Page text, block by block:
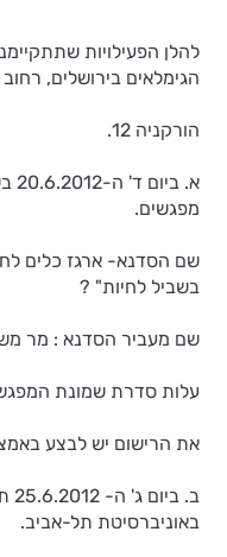
הגימלאים בירושלים, רחוב
הורקניה 12.
מפגשים.
שם הסדנא- ארגז כלים
בשביל לחיות" ?
שם מעביר הסדנא : מר משה
עלות סדרת שמונת המפגשים -.120 ₪
את הרישום יש לבצע
ב.
באוניברסיטת תל-אביב.